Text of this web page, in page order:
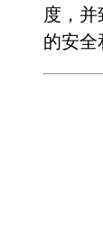
度，
的安全